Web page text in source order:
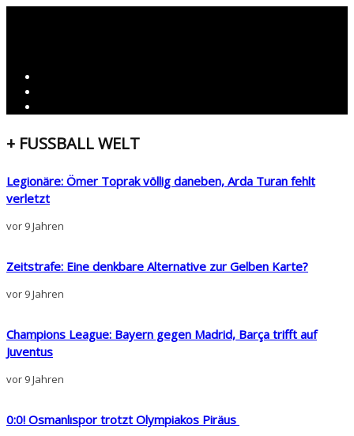
+ FUSSBALL WELT
Legionäre: Ömer Toprak völlig daneben, Arda Turan fehlt
verletzt
vor 9 Jahren
Zeitstrafe: Eine denkbare Alternative zur Gelben Karte?
vor 9 Jahren
Champions League: Bayern gegen Madrid, Barça trifft auf
Juventus
vor 9 Jahren
0:0! Osmanlıspor trotzt Olympiakos Piräus